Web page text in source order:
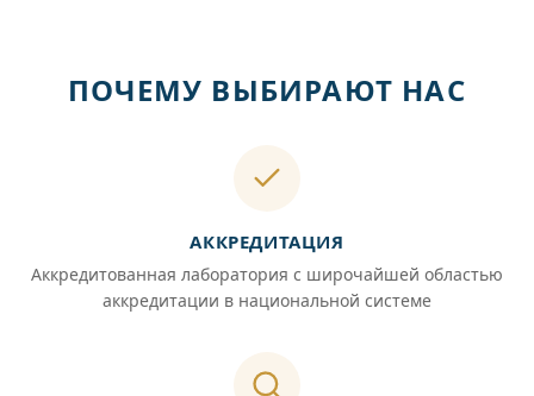
ПОЧЕМУ ВЫБИРАЮТ НАС
АККРЕДИТАЦИЯ
Аккредитованная лаборатория с широчайшей областью
аккредитации в национальной системе